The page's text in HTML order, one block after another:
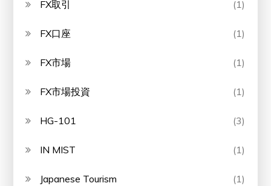
FX取引 (1)
FX口座 (1)
FX市場 (1)
FX市場投資 (1)
HG-101 (3)
IN MIST (1)
Japanese Tourism (1)